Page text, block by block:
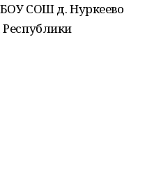
СОШ д. Нуркеево